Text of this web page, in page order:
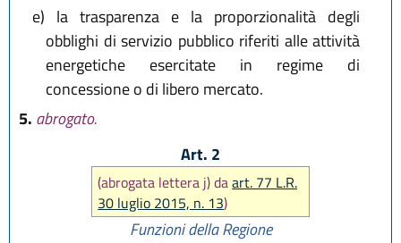
e) la trasparenza e la proporzionalità degli
obblighi di servizio pubblico riferiti alle attività
energetiche esercitate in regime di
concessione o di libero mercato.
5. abrogato.
Art. 2
(abrogata lettera j) daart. 77 L.R.
30 luglio 2015, n. 13)
Funzioni della Regione